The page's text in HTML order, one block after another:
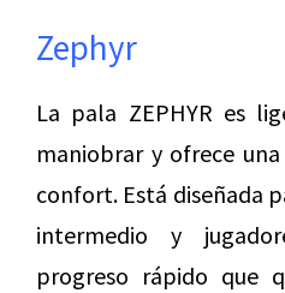
Zephyr
La pala ZEPHYR es
maniobrar y ofrece
confort. Está diseñada
intermedio y
progreso rápido que